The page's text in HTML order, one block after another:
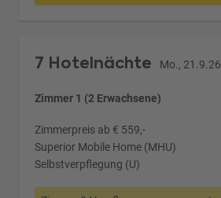
7 Hotelnächte Mo., 21.9.26
Zimmer 1 (2 Erwachsene)
Zimmerpreis ab € 559,-
Superior Mobile Home (MHU)
Selbstverpflegung (U)